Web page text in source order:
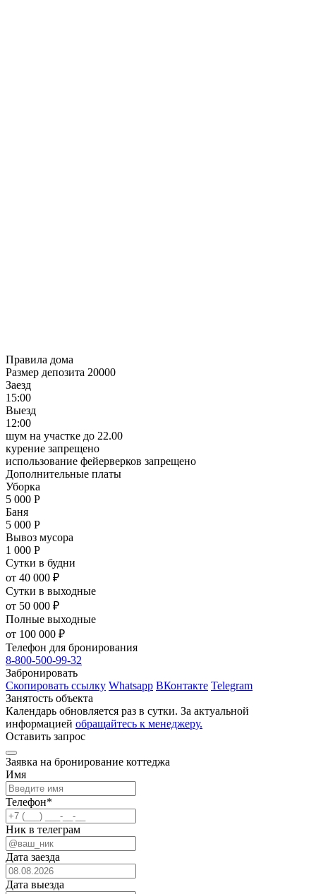
Правила дома
Размер депозита 20000
Заезд
15:00
Выезд
12:00
шум на участке до 22.00
курение запрещено
использование фейерверков запрещено
Дополнительные платы
Уборка
5 000 Р
Баня
5 000 Р
Вывоз мусора
1 000 Р
Сутки в будни
от 40 000 ₽
Сутки в выходные
от 50 000 ₽
Полные выходные
от 100 000 ₽
Телефон для бронирования
8-800-500-99-32
Забронировать
Скопировать ссылку Whatsapp ВКонтакте Telegram
Занятость объекта
Календарь обновляется раз в сутки. За актуальной
информацией обращайтесь к менеджеру.
Оставить запрос
Заявка на бронирование коттеджа
Имя
Телефон*
Ник в телеграм
Дата заезда
Дата выезда